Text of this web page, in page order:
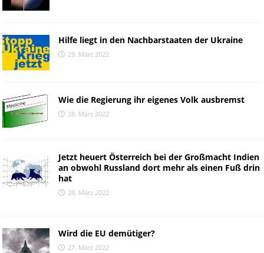
Hilfe liegt in den Nachbarstaaten der Ukraine
29. März 2022
Wie die Regierung ihr eigenes Volk ausbremst
28. März 2022
Jetzt heuert Österreich bei der Großmacht Indien
an obwohl Russland dort mehr als einen Fuß drin
hat
28. März 2022
Wird die EU demütiger?
27. März 2022